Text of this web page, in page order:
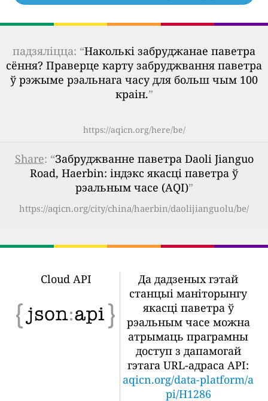
падзяліцца: “Наколькі забруджанае паветра
сёння? Праверце карту забруджвання паветра
ў рэжыме рэальнага часу для больш чым 100
краін.”
https://aqicn.org/here/be/
Share: “Забруджванне паветра Daoli Jianguo
Road, Haerbin: індэкс якасці паветра ў
рэальным часе (AQI)”
https://aqicn.org/city/china/haerbin/daolijianguolu/be/
Cloud API
Да дадзеных гэтай
станцыі маніторынгу
якасці паветра ў
рэальным часе можна
атрымаць праграмны
доступ з дапамогай
гэтага URL-адраса API:
aqicn.org/data-platform/a
pi/H1286